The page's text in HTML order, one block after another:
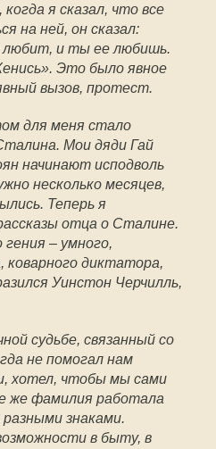
я сказал, что все
на ней, он сказал:
любит, и ты ее любишь.
Это было явное
вызов, протест.
для меня стало
Мои дяди Гай
начинают исподволь
несколько месяцев,
Теперь я
отца о Сталине.
гения – умного,
коварного диктатора,
Уинстон Черчилль,
судьбе, связанный со
не помогал нам
хотел, чтобы мы сами
же фамилия работала
знаками.
в быту, в